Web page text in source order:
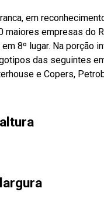
em
maiores empresas do
8º lugar. Na porção
das seguintes
e Copers,